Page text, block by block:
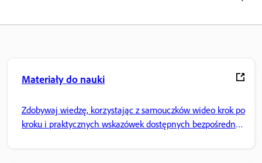
Materiały do nauki
Zdobywaj wiedzę, korzystając z samouczków wideo krok po
kroku i praktycznych wskazówek dostępnych bezpośrednio